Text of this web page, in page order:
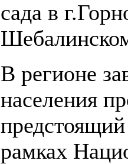
сада в
В регионе
населения
рамках